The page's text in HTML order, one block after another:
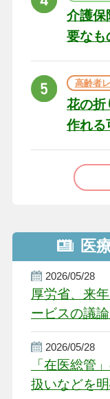
介護保
要なも
高齢者
花の折
作れる
医
2026/05/28
厚労省、来
ービスの議
厳しい経営
2026/05/28
「在医総管
扱いなどを